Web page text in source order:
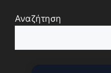
Αναζήτηση